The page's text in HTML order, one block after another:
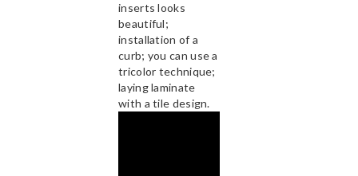
inserts looks
beautiful;
installation of a
curb; you can use a
tricolor technique;
laying laminate
with a tile design.